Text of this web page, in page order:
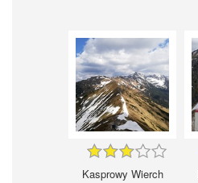
Kasprowy Wierch